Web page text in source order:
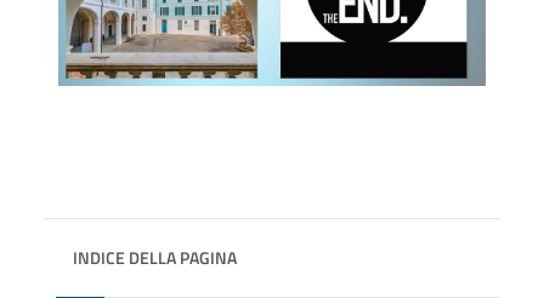
INDICE DELLA PAGINA